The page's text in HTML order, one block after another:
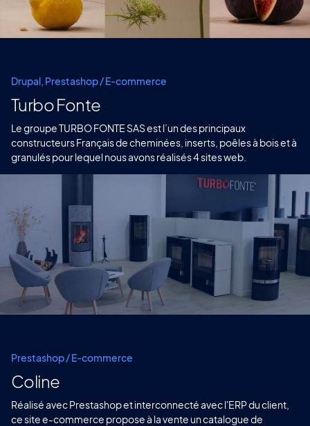
Drupal, Prestashop / E-commerce
Turbo Fonte
Le groupe TURBO FONTE SAS est l’un des principaux
constructeurs Français de cheminées, inserts, poêles à bois et à
granulés pour lequel nous avons réalisés 4 sites web.
Prestashop / E-commerce
Coline
Réalisé avec Prestashop et interconnecté avec l'ERP du client,
ce site e-commerce propose à la vente un catalogue de